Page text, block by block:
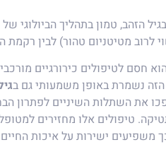
הזהב, טמון בתהליך הביולוגי
לרוב מטיטניום טהור) לבין
חסם לטיפולים כירורגיים
הזה נשמרת באופן משמעותי גם ב
את השתלות השיניים לפתרון
טיפולים אלו מחזירים
משפיעים ישירות על איכות